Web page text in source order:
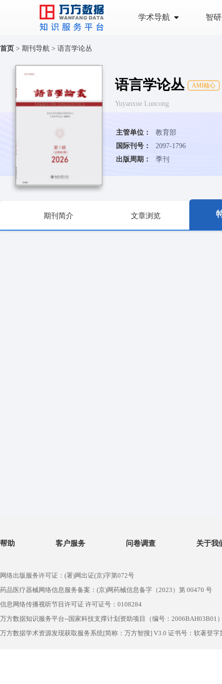
学术导航 智
首页 > 期刊导航 > 语言学论丛
语言学论丛 AMI核心
Yuyanxue Luncong
主管单位：
教育部
国际刊号：
2097-1796
出版周期：
季刊
期刊简介 文章浏览
帮助 客户服务 问卷调查 关于我
网络出版服务许可证：(署)网出证(京)字第072号
药品医疗器械网络信息服务备案：(京)网药械信息备字（2023）第 00470 号
信息网络传播视听节目许可证 许可证号：0108284
万方数据知识服务平台--国家科技支撑计划资助项目（编号：2006BAH03B01
万方数据学术资源发现获取服务系统[简称：万方智搜] V3.0 证书号：软著登字